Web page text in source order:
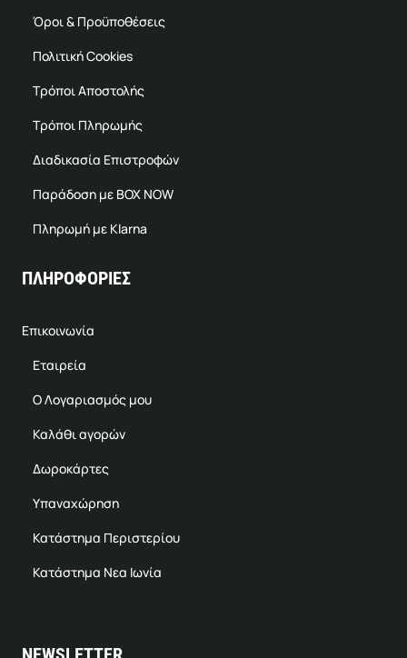
Όροι & Προϋποθέσεις
Πολιτική Cookies
Τρόποι Αποστολής
Τρόποι Πληρωμής
Διαδικασία Επιστροφών
Παράδοση με BOX NOW
Πληρωμή με Klarna
ΠΛΗΡΟΦΟΡΙΕΣ
Επικοινωνία
Εταιρεία
Ο Λογαριασμός μου
Καλάθι αγορών
Δωροκάρτες
Υπαναχώρηση
Κατάστημα Περιστερίου
Κατάστημα Νεα Ιωνία